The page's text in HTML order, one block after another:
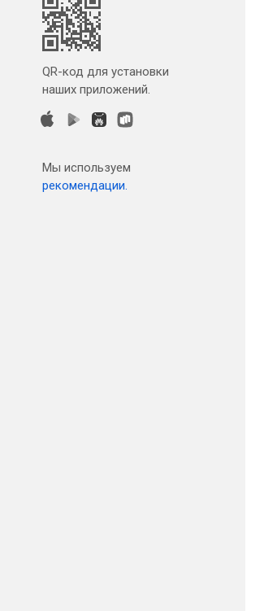
QR-код для установки
наших приложений.
Мы используем
рекомендации.